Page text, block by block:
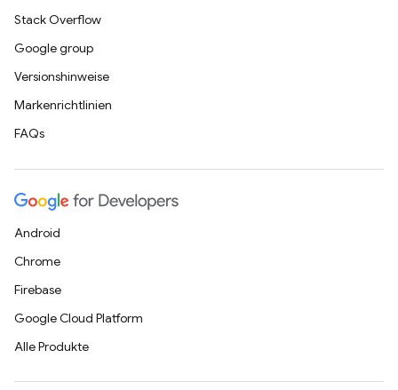
Stack Overflow
Google group
Versionshinweise
Markenrichtlinien
FAQs
Android
Chrome
Firebase
Google Cloud Platform
Alle Produkte